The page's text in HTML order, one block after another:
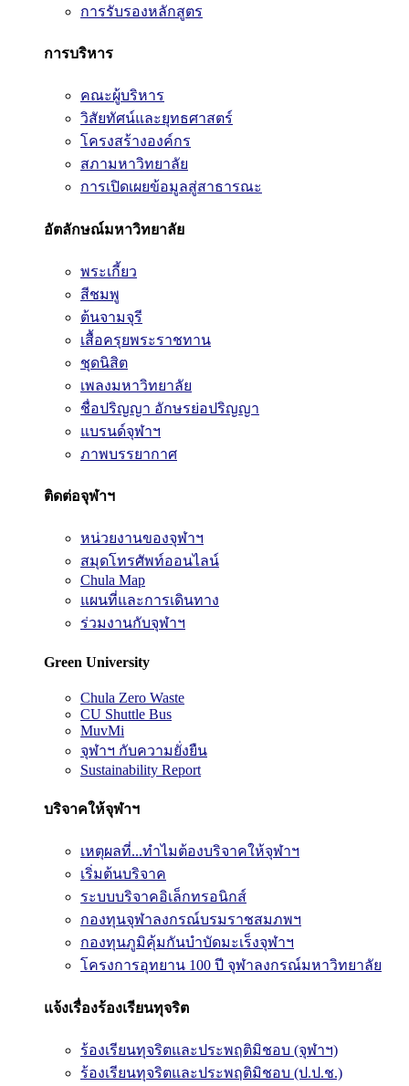
การรับรองหลักสูตร
การบริหาร
คณะผู้บริหาร
วิสัยทัศน์และยุทธศาสตร์
โครงสร้างองค์กร
สภามหาวิทยาลัย
การเปิดเผยข้อมูลสู่สาธารณะ
อัตลักษณ์มหาวิทยาลัย
พระเกี้ยว
สีชมพู
ต้นจามจุรี
เสื้อครุยพระราชทาน
ชุดนิสิต
เพลงมหาวิทยาลัย
ชื่อปริญญา อักษรย่อปริญญา
แบรนด์จุฬาฯ
ภาพบรรยากาศ
ติดต่อจุฬาฯ
หน่วยงานของจุฬาฯ
สมุดโทรศัพท์ออนไลน์
Chula Map
แผนที่และการเดินทาง
ร่วมงานกับจุฬาฯ
Green University
Chula Zero Waste
CU Shuttle Bus
MuvMi
จุฬาฯ กับความยั่งยืน
Sustainability Report
บริจาคให้จุฬาฯ
เหตุผลที่...ทำไมต้องบริจาคให้จุฬาฯ
เริ่มต้นบริจาค
ระบบบริจาคอิเล็กทรอนิกส์
กองทุนจุฬาลงกรณ์บรมราชสมภพฯ
กองทุนภูมิคุ้มกันบำบัดมะเร็งจุฬาฯ
โครงการอุทยาน 100 ปี จุฬาลงกรณ์มหาวิทยาลัย
แจ้งเรื่องร้องเรียนทุจริต
ร้องเรียนทุจริตและประพฤติมิชอบ (จุฬาฯ)
ร้องเรียนทุจริตและประพฤติมิชอบ (ป.ป.ช.)